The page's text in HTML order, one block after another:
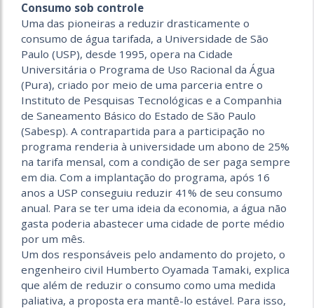
Consumo sob controle
Uma das pioneiras a reduzir drasticamente o
consumo de água tarifada, a Universidade de São
Paulo (USP), desde 1995, opera na Cidade
Universitária o Programa de Uso Racional da Água
(Pura), criado por meio de uma parceria entre o
Instituto de Pesquisas Tecnológicas e a Companhia
de Saneamento Básico do Estado de São Paulo
(Sabesp). A contrapartida para a participação no
programa renderia à universidade um abono de 25%
na tarifa mensal, com a condição de ser paga sempre
em dia. Com a implantação do programa, após 16
anos a USP conseguiu reduzir 41% de seu consumo
anual. Para se ter uma ideia da economia, a água não
gasta poderia abastecer uma cidade de porte médio
por um mês.
Um dos responsáveis pelo andamento do projeto, o
engenheiro civil Humberto Oyamada Tamaki, explica
que além de reduzir o consumo como uma medida
paliativa, a proposta era mantê-lo estável. Para isso,